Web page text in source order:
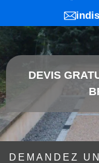
DEVIS
DEMANDEZ